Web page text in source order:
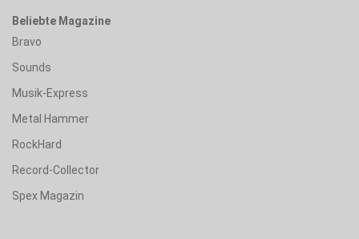
Beliebte Magazine
Bravo
Sounds
Musik-Express
Metal Hammer
RockHard
Record-Collector
Spex Magazin